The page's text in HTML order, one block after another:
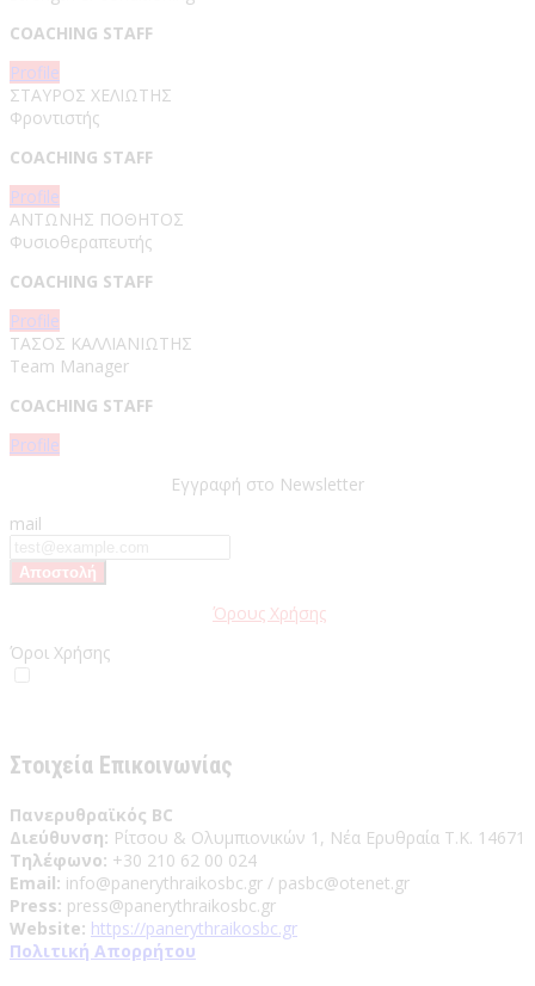
COACHING STAFF
Profile
ΣΤΑΥΡΟΣ ΧΕΛΙΩΤΗΣ
Φροντιστής
COACHING STAFF
Profile
ΑΝΤΩΝΗΣ ΠΟΘΗΤΟΣ
Φυσιοθεραπευτής
COACHING STAFF
Profile
ΤΑΣΟΣ ΚΑΛΛΙΑΝΙΩΤΗΣ
Team Manager
COACHING STAFF
Profile
Εγγραφή στο Newsletter
mail
Όρους Χρήσης
Όροι Χρήσης
Στοιχεία Επικοινωνίας
Πανερυθραϊκός BC
Διεύθυνση: Ρίτσου & Ολυμπιονικών 1, Νέα Ερυθραία Τ.Κ. 14671
Τηλέφωνο: +30 210 62 00 024
Email: info@panerythraikosbc.gr / pasbc@otenet.gr
Press: press@panerythraikosbc.gr
Website: https://panerythraikosbc.gr
Πολιτική Απορρήτου